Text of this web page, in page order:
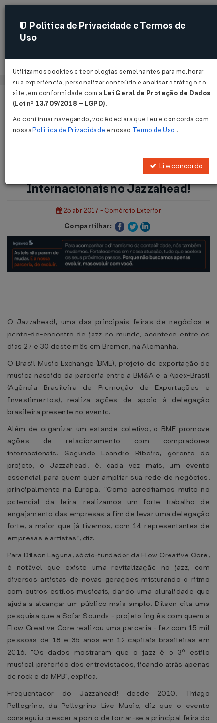
Acessar
Página Inicial
Notícias
Jazzahead!...
Voltar
BME: Ações com Compradores
Internacionais no Jazzahead!
25 abr 2017 - Comércio Exterior
Compartilhar:
O Jazzahead!, uma das principais feiras de negócios e
ponto-de-encontro de jazz no mundo, acontece entre os
dias 27 e 30 deste mês em Bremen, na Alemanha.
O Brasil Music Exchange (BME), projeto de exportação de
música nascido da parceria entre a BM&A e a Apex-Brasil
(Agência Brasileira de Promoção de Exportações e
Investimentos), realiza ações de apoio à delegação
brasileira presente no evento.
Além de organizar um estande coletivo, o BME promove
ações de relacionamento com compradores
internacionais. Segundo Leandro Ribeiro, gerente do
projeto, o Jazzahead! é, cada vez mais, um evento
essencial para quem quer ampliar sua rede de negócios,
principalmente na Europa. “Como acreditamos muito no
potencial da feira, realizamos um forte trabalho de
engajamento das empresas a fim de levar uma delegação
forte, a maior que já tivemos, com 14 representantes de
empresas e artistas”, diz.
Para Dilson Laguna, sócio-fundador da Flow Creative Core,
é notável que existe uma revitalização no jazz, com
diversos artistas de novas gerações misturando o ritmo
com outros estilos musicais, dando uma pluralidade que
ajuda a alcançar um público mais amplo. Dilson cita uma
pesquisa que a Sofar Sounds - projeto inglês com quem a
Flow Creative Core realizou uma parceria - fez com 15 mil
pessoas de 18 e 35 anos em 12 capitais brasileiras em
2016. "Os dados mostraram que o jazz é o 3º estilo
musical preferido dos entrevistados, ficando atrás apenas
do rock e da MPB", explica.
Frequentador do Jazzahead! desde 2010, Thiago
Pellegrino, da Pellegrino Live Music, diz que o evento
conseguiu crescer a ponto de tornar-se a principal feira do
Política de Privacidade e Termos de
Uso
Utilizamos cookies e tecnologias semelhantes para melhorar
sua experiência, personalizar conteúdo e analisar o tráfego do
site, em conformidade com a Lei Geral de Proteção de Dados
(Lei nº 13.709/2018 – LGPD).
Ao continuar navegando, você declara que leu e concorda com
nossaPolítica de Privacidade e nosso Termo de Uso .
Li e concordo